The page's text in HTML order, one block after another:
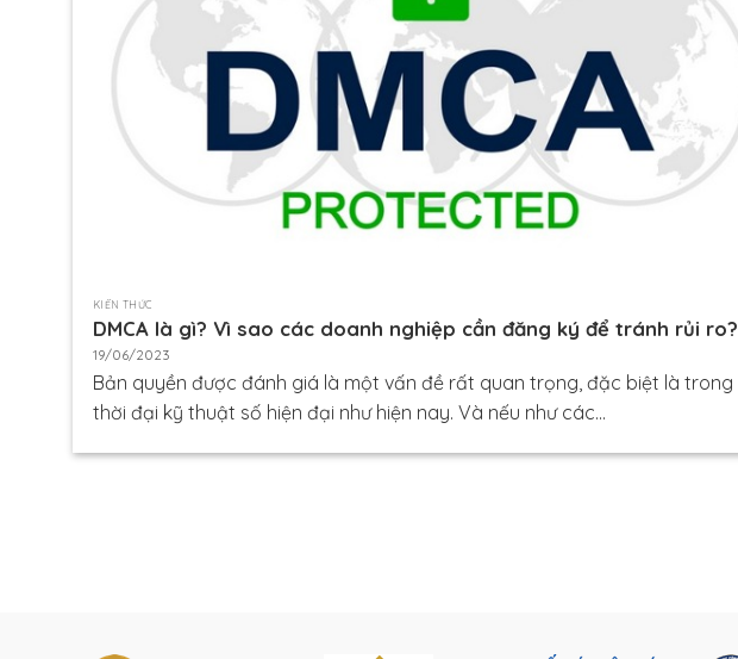
KIẾN THỨC
DMCA là gì? Vì sao các doanh nghiệp cần đăng ký để tránh rủi ro?
19/06/2023
Bản quyền được đánh giá là một vấn đề rất quan trọng, đặc biệt là trong
thời đại kỹ thuật số hiện đại như hiện nay. Và nếu như các...